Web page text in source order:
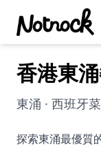
精選活動
博客文章
約會好去處
香港東
東涌 · 西班牙菜
探索東涌最優質